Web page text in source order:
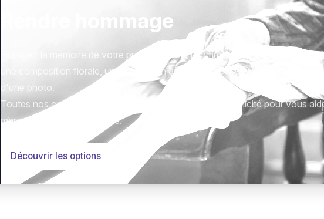
Rendre hommage
Honorez la mémoire de votre proche avec un hommage qui vous ressemble
une composition florale, une plaque, un arbre, ou encore un message
d'une photo.
Toutes nos options sont présentées avec respect et simplicité pour vous
marquer le geste qui compte.
Découvrir les options